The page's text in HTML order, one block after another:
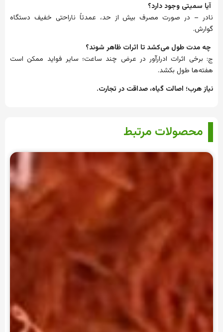
آیا سمیتی وجود دارد؟
نادر – در صورت مصرف بیش از حد، عمدتاً ناراحتی خفیف دستگاه
گوارش.
چه مدت طول می‌کشد تا اثرات ظاهر شوند؟
ج: برخی اثرات ادرارآور در عرض چند ساعت؛ سایر فواید ممکن است
هفته‌ها طول بکشد.
نیاز هرب؛ اصالت گیاه، صداقت در تجارت.
محصولات مرتبط